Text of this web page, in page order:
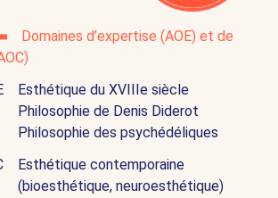
Domaines d’expertise (AOE) et de
Esthétique du XVIIIe siècle
Philosophie de Denis Diderot
Philosophie des psychédéliques
Esthétique contemporaine
(bioesthétique, neuroesthétique)